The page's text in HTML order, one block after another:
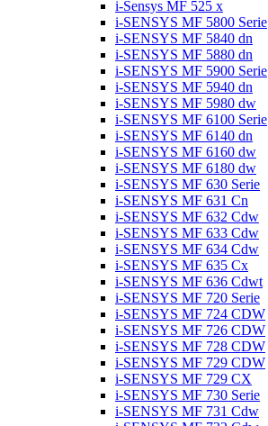
i-Sensys MF 525 x
i-SENSYS MF 5800 Serie
i-SENSYS MF 5840 dn
i-SENSYS MF 5880 dn
i-SENSYS MF 5900 Serie
i-SENSYS MF 5940 dn
i-SENSYS MF 5980 dw
i-SENSYS MF 6100 Serie
i-SENSYS MF 6140 dn
i-SENSYS MF 6160 dw
i-SENSYS MF 6180 dw
i-SENSYS MF 630 Serie
i-SENSYS MF 631 Cn
i-SENSYS MF 632 Cdw
i-SENSYS MF 633 Cdw
i-SENSYS MF 634 Cdw
i-SENSYS MF 635 Cx
i-SENSYS MF 636 Cdwt
i-SENSYS MF 720 Serie
i-SENSYS MF 724 CDW
i-SENSYS MF 726 CDW
i-SENSYS MF 728 CDW
i-SENSYS MF 729 CDW
i-SENSYS MF 729 CX
i-SENSYS MF 730 Serie
i-SENSYS MF 731 Cdw